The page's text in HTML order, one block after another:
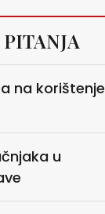
na korištenje
u